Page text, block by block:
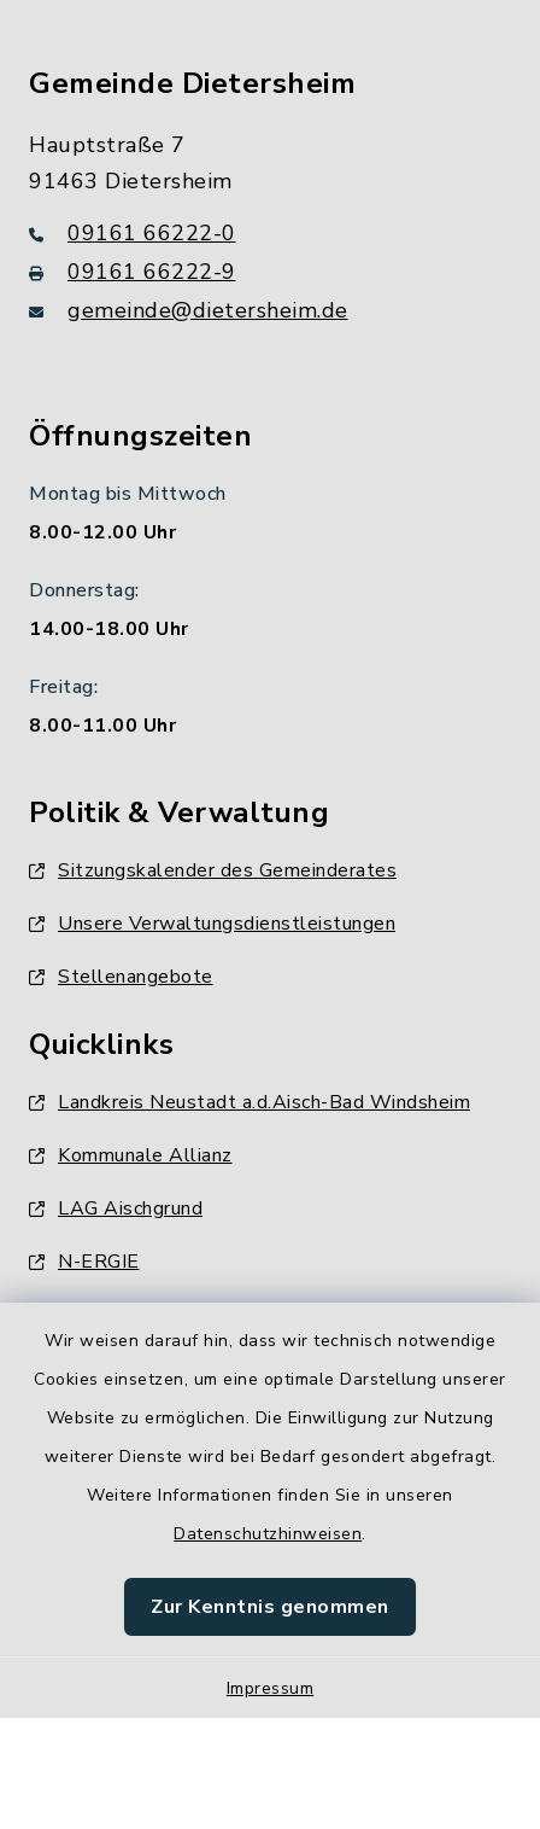
Wir weisen darauf hin, dass wir technisch notwendige
Cookies einsetzen, um eine optimale Darstellung unserer
Website zu ermöglichen. Die Einwilligung zur Nutzung
weiterer Dienste wird bei Bedarf gesondert abgefragt.
Weitere Informationen finden Sie in unseren
Datenschutzhinweisen.
Zur Kenntnis genommen
Impressum
Gemeinde Dietersheim
Hauptstraße 7
91463 Dietersheim
09161 66222-0
09161 66222-9
gemeinde@dietersheim.de
Öffnungszeiten
Montag bis Mittwoch
8.00-12.00 Uhr
Donnerstag:
14.00-18.00 Uhr
Freitag:
8.00-11.00 Uhr
Politik & Verwaltung
Sitzungskalender des Gemeinderates
Unsere Verwaltungsdienstleistungen
Stellenangebote
Quicklinks
Landkreis Neustadt a.d.Aisch-Bad Windsheim
Kommunale Allianz
LAG Aischgrund
N-ERGIE
Barrierefreiheit
Impressum
Sitemap